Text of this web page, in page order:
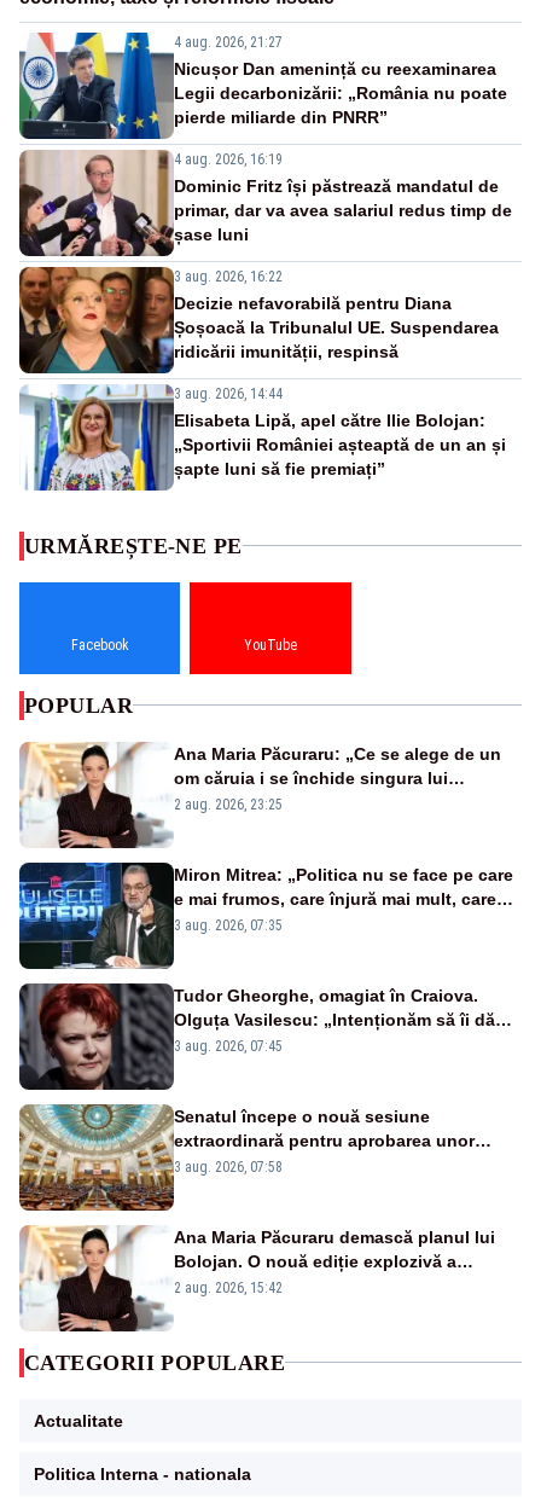
4 aug. 2026, 21:27
Nicușor Dan amenință cu reexaminarea
Legii decarbonizării: „România nu poate
pierde miliarde din PNRR”
4 aug. 2026, 16:19
Dominic Fritz își păstrează mandatul de
primar, dar va avea salariul redus timp de
șase luni
3 aug. 2026, 16:22
Decizie nefavorabilă pentru Diana
Șoșoacă la Tribunalul UE. Suspendarea
ridicării imunității, respinsă
3 aug. 2026, 14:44
Elisabeta Lipă, apel către Ilie Bolojan:
„Sportivii României așteaptă de un an și
șapte luni să fie premiați”
URMĂREȘTE-NE PE
Facebook YouTube
POPULAR
Ana Maria Păcuraru: „Ce se alege de un
om căruia i se închide singura lui
portiță?”
2 aug. 2026, 23:25
Miron Mitrea: „Politica nu se face pe care
e mai frumos, care înjură mai mult, care
țipă mai tare, ci pe proiecte”
3 aug. 2026, 07:35
Tudor Gheorghe, omagiat în Craiova.
Olguța Vasilescu: „Intenționăm să îi dăm
numele lui”
3 aug. 2026, 07:45
Senatul începe o nouă sesiune
extraordinară pentru aprobarea unor
jaloane din PNRR
3 aug. 2026, 07:58
Ana Maria Păcuraru demască planul lui
Bolojan. O nouă ediție explozivă a
emisiunii „Miza Zilei” la Realitatea PLUS
2 aug. 2026, 15:42
CATEGORII POPULARE
Actualitate
Politica Interna - nationala